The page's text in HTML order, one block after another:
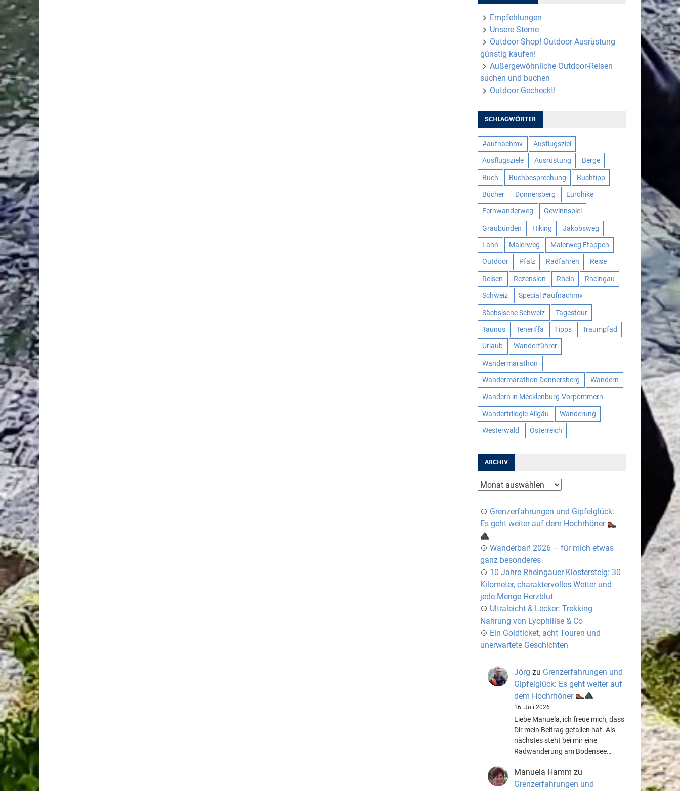
Empfehlungen
Unsere Sterne
Outdoor-Shop! Outdoor-Ausrüstung
günstig kaufen!
Außergewöhnliche Outdoor-Reisen
suchen und buchen
Outdoor-Gecheckt!
SCHLAGWÖRTER
#aufnachmv Ausflugsziel
Ausflugsziele Ausrüstung Berge
Buch Buchbesprechung Buchtipp
Bücher Donnersberg Eurohike
Fernwanderweg Gewinnspiel
Graubünden Hiking Jakobsweg
Lahn Malerweg Malerweg Etappen
Outdoor Pfalz Radfahren Reise
Reisen Rezension Rhein Rheingau
Schweiz Special #aufnachmv
Sächsische Schweiz Tagestour
Taunus Teneriffa Tipps Traumpfad
Urlaub Wanderführer
Wandermarathon
Wandermarathon Donnersberg Wandern
Wandern in Mecklenburg-Vorpommern
Wandertrilogie Allgäu Wanderung
Westerwald Österreich
ARCHIV
Archiv
Grenzerfahrungen und Gipfelglück:
Es geht weiter auf dem Hochrhöner
Wanderbar! 2026 – für mich etwas
ganz besonderes
10 Jahre Rheingauer Klostersteig: 30
Kilometer, charaktervolles Wetter und
jede Menge Herzblut
Ultraleicht & Lecker: Trekking
Nahrung von Lyophilise & Co
Ein Goldticket, acht Touren und
unerwartete Geschichten
Jörg zu Grenzerfahrungen und
Gipfelglück: Es geht weiter auf
dem Hochrhöner
16. Juli 2026
Liebe Manuela, ich freue mich, dass
Dir mein Beitrag gefallen hat. Als
nächstes steht bei mir eine
Radwanderung am Bodensee…
Manuela Hamm zu
Grenzerfahrungen und